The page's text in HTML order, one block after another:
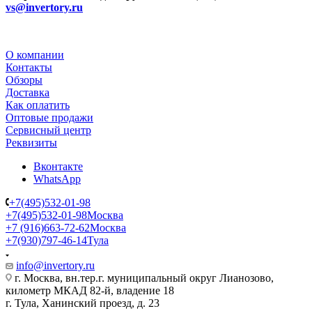
vs@invertory.ru
О компании
Контакты
Обзоры
Доставка
Как оплатить
Оптовые продажи
Сервисный центр
Реквизиты
Вконтакте
WhatsApp
+7(495)532-01-98
+7(495)532-01-98Москва
+7 (916)663-72-62Москва
+7(930)797-46-14Тула
info@invertory.ru
г. Москва, вн.тер.г. муниципальный округ Лианозово,
километр МКАД 82-й, владение 18
г. Тула, Ханинский проезд, д. 23